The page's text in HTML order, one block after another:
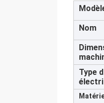
Nom
Type